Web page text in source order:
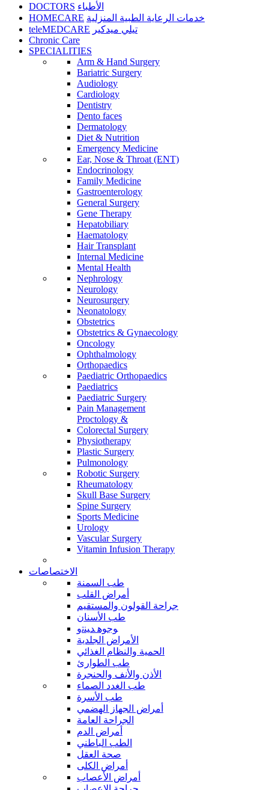
DOCTORS الأطباء
HOMECARE خدمات الرعاية الطبية المنزلية
teleMEDCARE تيلي ميدكير
Chronic Care
SPECIALITIES
Arm & Hand Surgery
Bariatric Surgery
Audiology
Cardiology
Dentistry
Dento faces
Dermatology
Diet & Nutrition
Emergency Medicine
Ear, Nose & Throat (ENT)
Endocrinology
Family Medicine
Gastroenterology
General Surgery
Gene Therapy
Hepatobiliary
Haematology
Hair Transplant
Internal Medicine
Mental Health
Nephrology
Neurology
Neurosurgery
Neonatology
Obstetrics
Obstetrics & Gynaecology
Oncology
Ophthalmology
Orthopaedics
Paediatric Orthopaedics
Paediatrics
Paediatric Surgery
Pain Management
Proctology &
Colorectal Surgery
Physiotherapy
Plastic Surgery
Pulmonology
Robotic Surgery
Rheumatology
Skull Base Surgery
Spine Surgery
Sports Medicine
Urology
Vascular Surgery
Vitamin Infusion Therapy
الاختصاصات
طب السمنة
أمراض القلب
جراحة القولون والمستقيم
طب الأسنان
ﻮﺟﻮﻫ ﺪﻴﻨﺗﻭ
الأمراض الجلدية
الحمية والنظام الغذائي
طب الطوارئ
الأذن والأنف والحنجرة
طب الغدد الصماء
طب الأسرة
أمراض الجهاز الهضمي
الجراحة العامة
أمراض الدم
الطب الباطني
صحة العقل
أمراض الكلى
أمراض الأعصاب